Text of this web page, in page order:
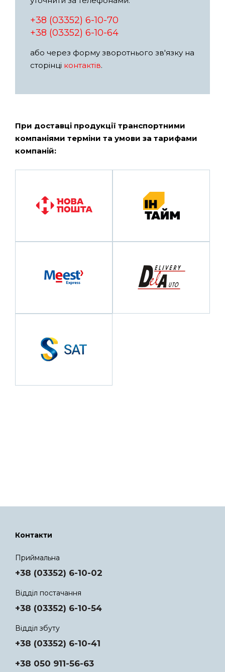
+38 (03352) 6-10-70
+38 (03352) 6-10-64
або через форму зворотнього зв'язку на
сторінці контактів.
При доставці продукції транспортними
компаніями терміни та умови за тарифами
компаній:
Контакти
Приймальна
+38 (03352) 6-10-02
Відділ постачання
+38 (03352) 6-10-54
Відділ збуту
+38 (03352) 6-10-41
+38 050 911-56-63